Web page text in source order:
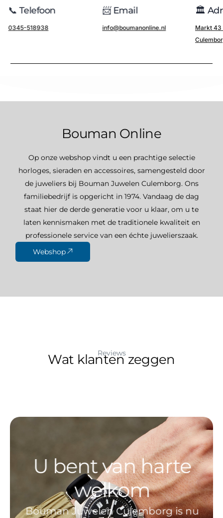
📞 Telefoon
0345-518938
📨 Email
info@boumanonline.nl
🏛️
Markt 43
Bouman Online
Op onze webshop vindt u een prachtige selectie
horloges, sieraden en accessoires, samengesteld door
de juweliers bij Bouman Juwelen Culemborg. Ons
familiebedrijf is opgericht in 1974. Vandaag de dag
staat hier de derde generatie voor u klaar, om u te
laten kennismaken met de traditionele kwaliteit en
professionele service van een échte juwelierszaak.
Webshop
Reviews
Wat klanten zeggen
U bent van harte
welkom
Bouman Juwelen Culemborg is nu